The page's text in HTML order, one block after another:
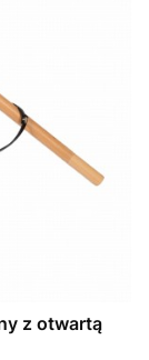
z otwartą